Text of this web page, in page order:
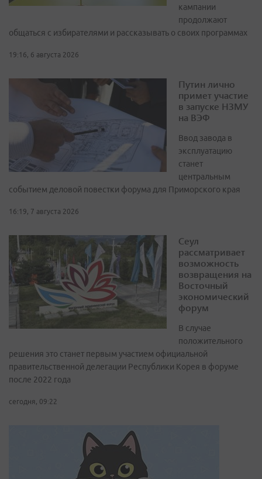
кампании
продолжают
общаться с избирателями и рассказывать о своих программах
19:16, 6 августа 2026
Путин лично
примет участие
в запуске НЗМУ
на ВЭФ
Ввод завода в
эксплуатацию
станет
центральным
событием деловой повестки форума для Приморского края
16:19, 7 августа 2026
Сеул
рассматривает
возможность
возвращения на
Восточный
экономический
форум
В случае
положительного
решения это станет первым участием официальной
правительственной делегации Республики Корея в форуме
после 2022 года
сегодня, 09:22